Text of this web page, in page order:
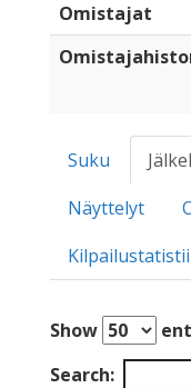
Omistajat
Suku
Näyttelyt
Show
Search: